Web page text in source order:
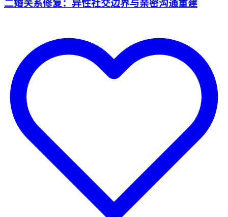
二婚关系修复：异性社交边界与亲密沟通重建